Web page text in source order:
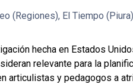
(Regiones), El Tiempo
hecha en Estados
relevante para la
articulistas y pedagogos a